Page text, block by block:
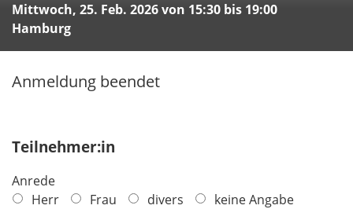
Mittwoch, 25. Feb. 2026 von 15:30 bis 19:00
Hamburg
Anmeldung beendet
Teilnehmer:in
Anrede
Herr
Frau divers keine Angabe